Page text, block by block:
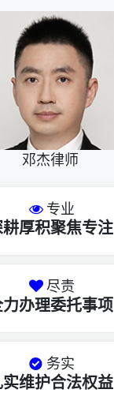
邓杰律师
专业
厚积聚焦专注
尽责
办理委托事项
务实
实维护合法权益